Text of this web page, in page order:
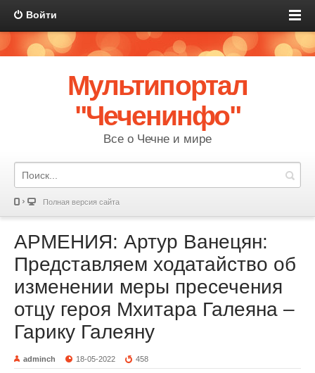
Войти
Мультипортал
"Чеченинфо"
Все о Чечне и мире
Полная версия сайта
АРМЕНИЯ: Артур Ванецян:
Представляем ходатайство об
изменении меры пресечения
отцу героя Мхитара Галеяна –
Гарику Галеяну
adminch 18-05-2022 458